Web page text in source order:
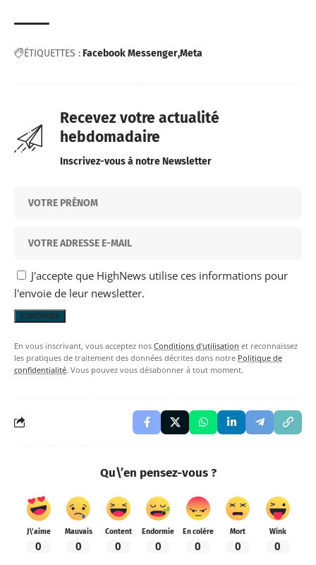
ÉTIQUETTES : Facebook MessengerMeta
Recevez votre actualité
hebdomadaire
Inscrivez-vous à notre Newsletter
J'accepte que HighNews utilise ces informations pour
l'envoie de leur newsletter.
En vous inscrivant, vous acceptez nos Conditions d'utilisation et reconnaissez
les pratiques de traitement des données décrites dans notre Politique de
confidentialité. Vous pouvez vous désabonner à tout moment.
Qu\’en pensez-vous ?
J\'aime
0
Mauvais
0
Content
0
Endormie
0
En colère
0
Mort
0
Wink
0